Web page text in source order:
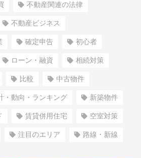
不動産関連の法律
不動産ビジネス
確定申告 初心者
ローン・融資 相続対策
比較 中古物件
・動向・ランキング 新築物件
賃貸併用住宅 空室対策
注目のエリア 路線・新線